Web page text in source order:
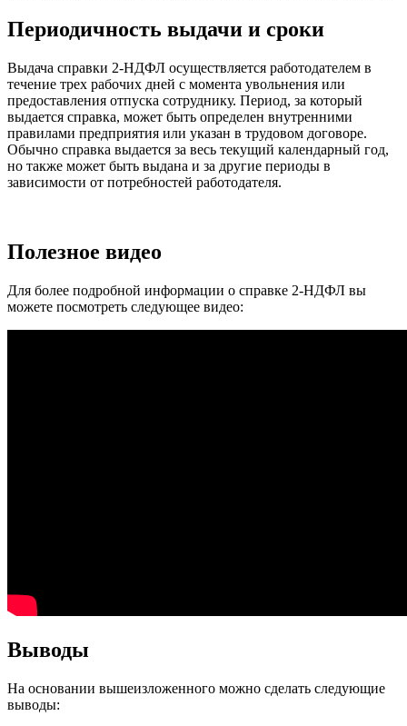
Периодичность выдачи и сроки
Выдача справки 2-НДФЛ осуществляется работодателем в
течение трех рабочих дней с момента увольнения или
предоставления отпуска сотруднику. Период, за который
выдается справка, может быть определен внутренними
правилами предприятия или указан в трудовом договоре.
Обычно справка выдается за весь текущий календарный год,
но также может быть выдана и за другие периоды в
зависимости от потребностей работодателя.
Полезное видео
Для более подробной информации о справке 2-НДФЛ вы
можете посмотреть следующее видео:
Выводы
На основании вышеизложенного можно сделать следующие
выводы: